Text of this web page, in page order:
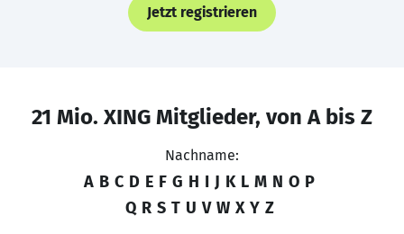
Jetzt registrieren
21 Mio. XING Mitglieder, von A bis Z
Nachname:
A B C D E F G H I J K L M N O P
Q R S T U V W X Y Z